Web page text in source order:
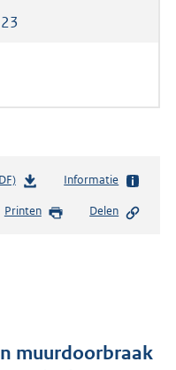
b
s
r
Informatie
Printen Delen
muurdoorbraak